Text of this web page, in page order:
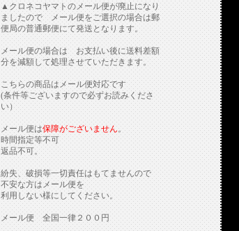
▲クロネコヤマトのメール便が廃止になり
ましたので メール便をご選択の場合は郵
便局の普通郵便にて発送となります。
メール便の場合は お支払い後に送料差額
分を減額して処理させていただきます。
こちらの商品はメール便対応です
(条件等ございますので必ずお読みくださ
い）
メール便は保障がございません。
時間指定等不可
返品不可。
紛失、破損等一切責任はもてませんので
不安な方はメール便を
利用しない様にしてください。
メール便 全国一律２００円